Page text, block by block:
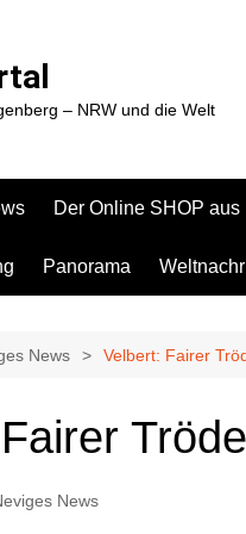
– NRW und die Welt
Der Online SHOP aus
Panorama
News Velbert: Fairer
News